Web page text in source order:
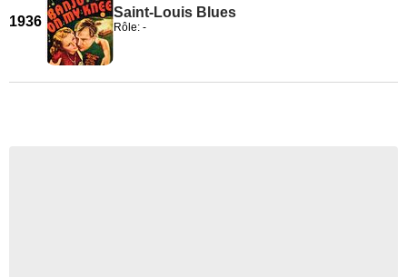
1936
Saint-Louis Blues
Rôle: -